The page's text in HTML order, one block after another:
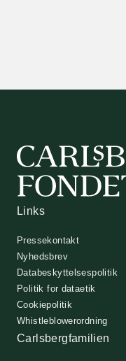
Links
Pressekontakt
Nyhedsbrev
Databeskyttelsespolitik
Politik for dataetik
Cookiepolitik
Whistleblowerordning
Carlsbergfamilien